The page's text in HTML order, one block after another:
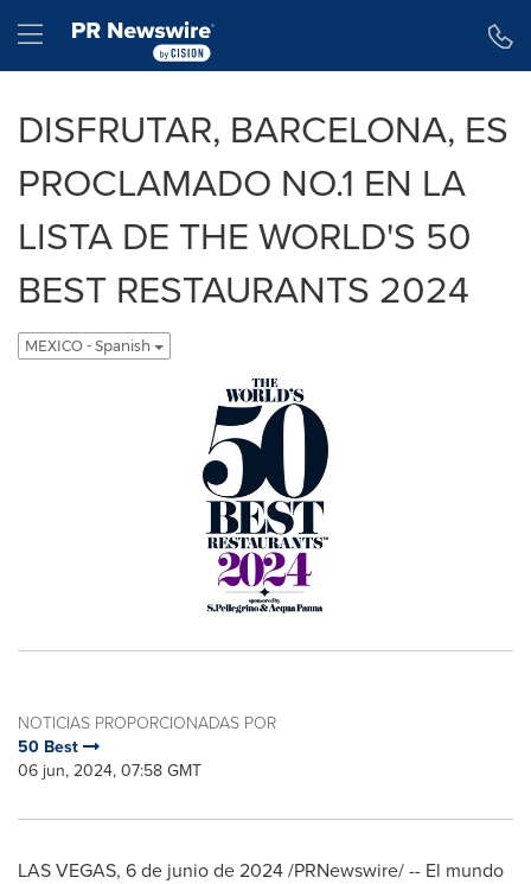
Hamburger menu
DISFRUTAR, BARCELONA, ES
PROCLAMADO NO.1 EN LA
LISTA DE THE WORLD'S 50
BEST RESTAURANTS 2024
MEXICO - Spanish
NOTICIAS PROPORCIONADAS POR
50 Best
06 jun, 2024, 07:58 GMT
LAS VEGAS, 6 de junio de 2024/PRNewswire/ -- El mundo